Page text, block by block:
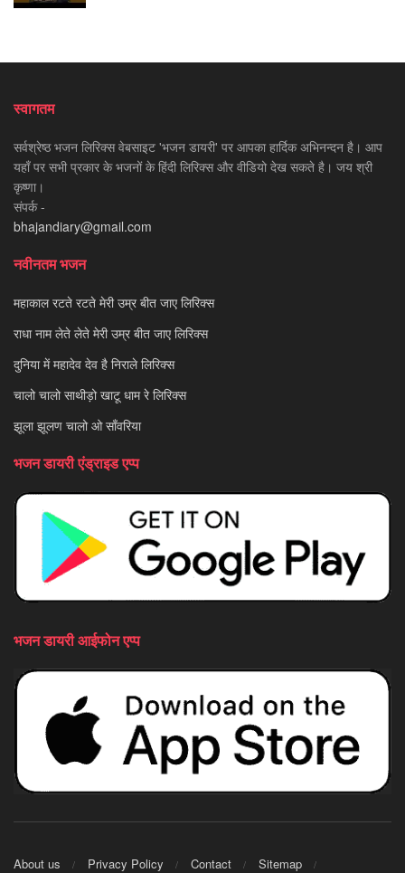
स्वागतम
सर्वश्रेष्ठ भजन लिरिक्स वेबसाइट 'भजन डायरी' पर आपका हार्दिक अभिनन्दन है। आप
यहाँ पर सभी प्रकार के भजनों के हिंदी लिरिक्स और वीडियो देख सकते है। जय श्री
कृष्णा।
संपर्क -
bhajandiary@gmail.com
नवीनतम भजन
महाकाल रटते रटते मेरी उम्र बीत जाए लिरिक्स
राधा नाम लेते लेते मेरी उम्र बीत जाए लिरिक्स
दुनिया में महादेव देव है निराले लिरिक्स
चालो चालो साथीड़ो खाटू धाम रे लिरिक्स
झूला झूलण चालो ओ साँवरिया
भजन डायरी एंड्राइड एप्प
भजन डायरी आईफोन एप्प
About us Privacy Policy Contact
Sitemap